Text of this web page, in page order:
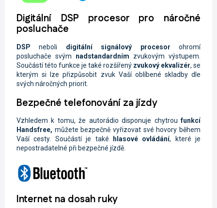
Digitální DSP procesor pro náročné
posluchače
DSP neboli digitální signálový procesorohromí
posluchače svým nadstandardním zvukovým výstupem.
Součástí této funkce je také rozšířený zvukový ekvalizér, se
kterým si lze přizpůsobit zvuk Vaší oblíbené skladby dle
svých náročných priorit.
Bezpečné telefonování za jízdy
Vzhledem k tomu, že autorádio disponuje chytroufunkcí
Handsfree, můžete bezpečně vyřizovat své hovory během
Vaší cesty. Součástí je také
hlasové ovládání, které je
nepostradatelné při bezpečné jízdě.
Internet na dosah ruky